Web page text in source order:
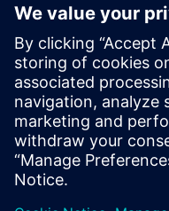
Follow
Prensa | Empresa | Siemens
© Siemens 1996 – 2026
Información Corporativa